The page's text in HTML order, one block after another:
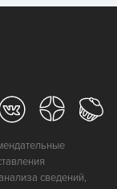
сведений,